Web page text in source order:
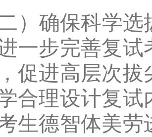
二）确保科学
一步完善复
促进高层次
合理设计复
生德智体美